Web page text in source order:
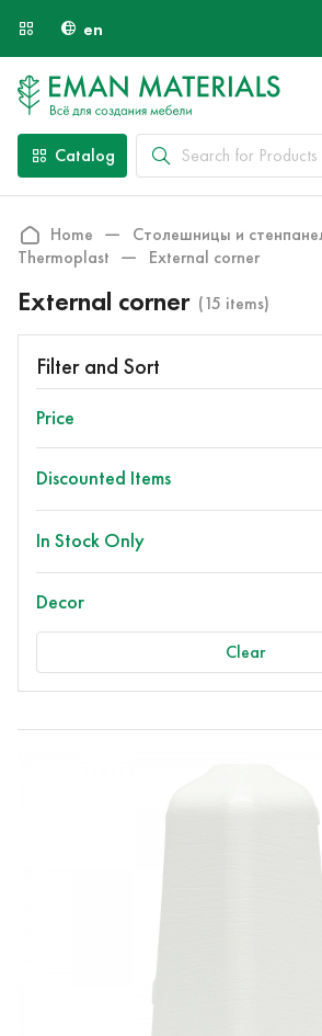
en
Catalog
Home
Столешницы и
Thermoplast
External corner
External corner (15 items)
Filter and Sort
Price
Discounted Items
In Stock Only
Decor
Clear